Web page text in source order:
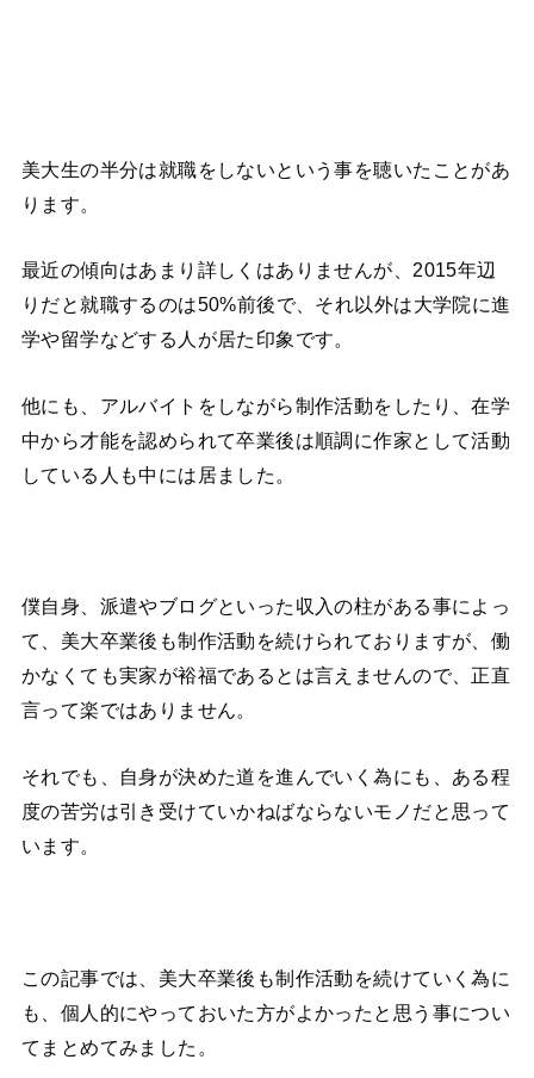
美大生の半分は就職をしないという事を聴いたことがあ
ります。
最近の傾向はあまり詳しくはありませんが、2015年辺
りだと就職するのは50%前後で、それ以外は大学院に進
学や留学などする人が居た印象です。
他にも、アルバイトをしながら制作活動をしたり、在学
中から才能を認められて卒業後は順調に作家として活動
している人も中には居ました。
僕自身、派遣やブログといった収入の柱がある事によっ
て、美大卒業後も制作活動を続けられておりますが、働
かなくても実家が裕福であるとは言えませんので、正直
言って楽ではありません。
それでも、自身が決めた道を進んでいく為にも、ある程
度の苦労は引き受けていかねばならないモノだと思って
います。
この記事では、美大卒業後も制作活動を続けていく為に
も、個人的にやっておいた方がよかったと思う事につい
てまとめてみました。